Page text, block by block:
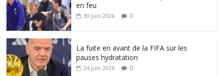
en feu
30 juin 2026 0
La fuite en avant de la FIFA sur les
pauses hydratation
24 juin 2026 0